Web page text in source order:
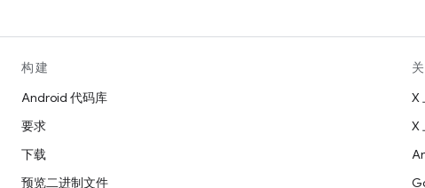
构建
Android 代码库
要求
下载
预览二进制文件
X
X